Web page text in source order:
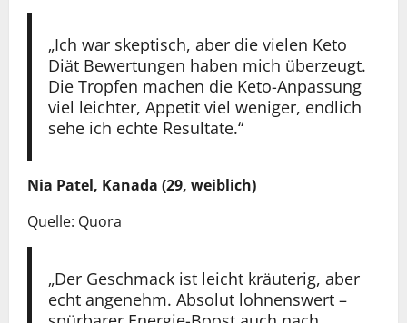
„Ich war skeptisch, aber die vielen Keto
Diät Bewertungen haben mich überzeugt.
Die Tropfen machen die Keto-Anpassung
viel leichter, Appetit viel weniger, endlich
sehe ich echte Resultate.“
Nia Patel, Kanada (29, weiblich)
Quelle: Quora
„Der Geschmack ist leicht kräuterig, aber
echt angenehm. Absolut lohnenswert –